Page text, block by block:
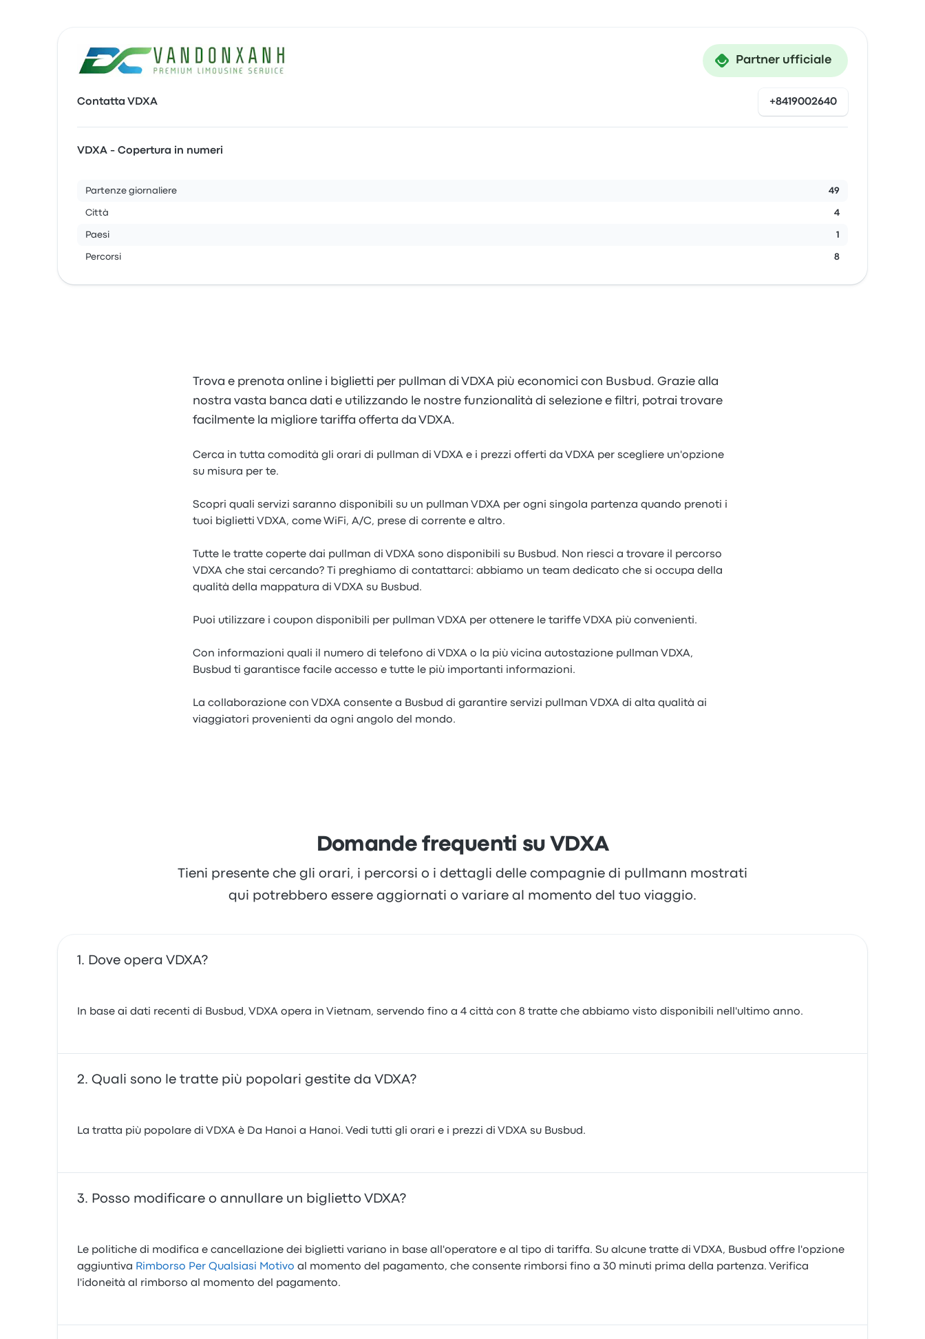
Partner ufficiale
Contatta VDXA +8419002640
VDXA - Copertura in numeri
Partenze giornaliere 49
Città 4
Paesi 1
Percorsi 8
Trova e prenota online i biglietti per pullman di VDXA più economici con Busbud. Grazie alla
nostra vasta banca dati e utilizzando le nostre funzionalità di selezione e filtri, potrai trovare
facilmente la migliore tariffa offerta da VDXA.
Cerca in tutta comodità gli orari di pullman di VDXA e i prezzi offerti da VDXA per scegliere un'opzione
su misura per te.
Scopri quali servizi saranno disponibili su un pullman VDXA per ogni singola partenza quando prenoti i
tuoi biglietti VDXA, come WiFi, A/C, prese di corrente e altro.
Tutte le tratte coperte dai pullman di VDXA sono disponibili su Busbud. Non riesci a trovare il percorso
VDXA che stai cercando? Ti preghiamo di contattarci: abbiamo un team dedicato che si occupa della
qualità della mappatura di VDXA su Busbud.
Puoi utilizzare i coupon disponibili per pullman VDXA per ottenere le tariffe VDXA più convenienti.
Con informazioni quali il numero di telefono di VDXA o la più vicina autostazione pullman VDXA,
Busbud ti garantisce facile accesso e tutte le più importanti informazioni.
La collaborazione con VDXA consente a Busbud di garantire servizi pullman VDXA di alta qualità ai
viaggiatori provenienti da ogni angolo del mondo.
Domande frequenti su VDXA
Tieni presente che gli orari, i percorsi o i dettagli delle compagnie di pullmann mostrati
qui potrebbero essere aggiornati o variare al momento del tuo viaggio.
Dove opera VDXA?
In base ai dati recenti di Busbud, VDXA opera in Vietnam, servendo fino a 4 città con 8 tratte che abbiamo visto disponibili nell'ultimo anno.
Quali sono le tratte più popolari gestite da VDXA?
La tratta più popolare di VDXA è Da Hanoi a Hanoi. Vedi tutti gli orari e i prezzi di VDXA su Busbud.
Posso modificare o annullare un biglietto VDXA?
Le politiche di modifica e cancellazione dei biglietti variano in base all'operatore e al tipo di tariffa. Su alcune tratte di VDXA, Busbud offre l'opzione
aggiuntiva Rimborso Per Qualsiasi Motivo al momento del pagamento, che consente rimborsi fino a 30 minuti prima della partenza. Verifica
l'idoneità al rimborso al momento del pagamento.